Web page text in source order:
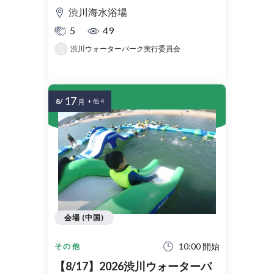
渋川海水浴場
5
49
渋川ウォーターパーク実行委員会
その他 10:00 開始
【8/17】2026渋川ウォーターパ
会場 (中国)
8/ 17 月 + 他 4